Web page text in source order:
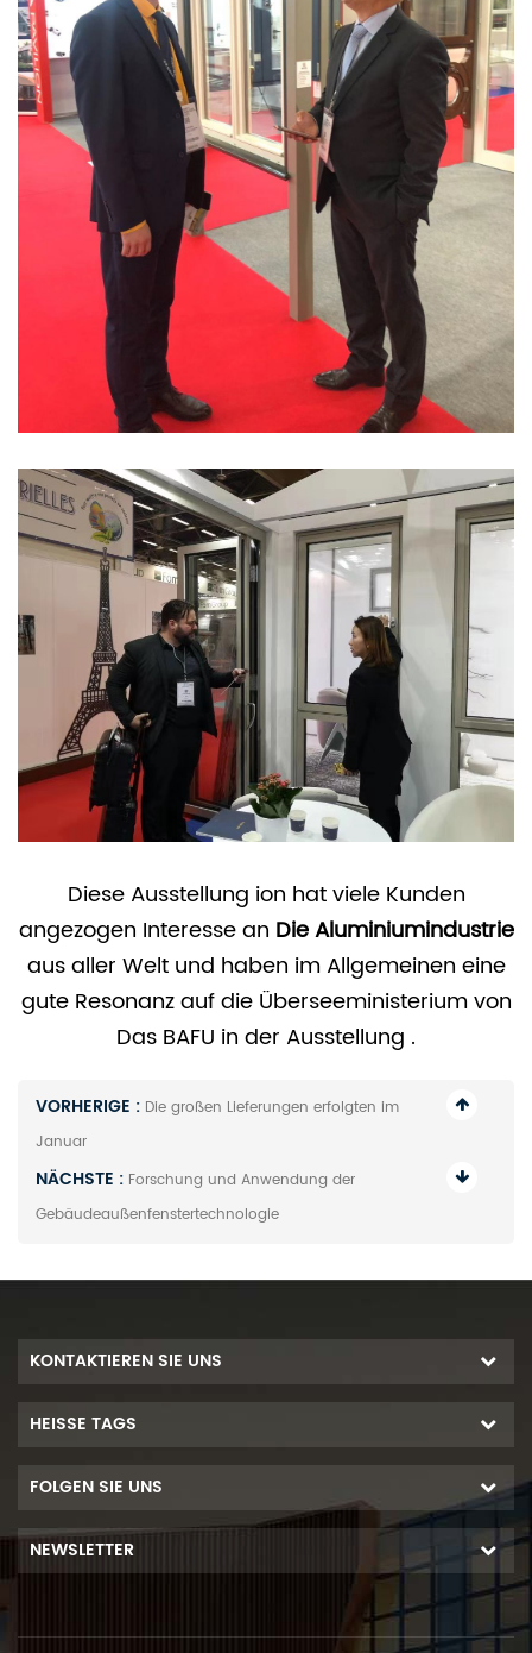
Diese Ausstellung ion hat viele Kunden
angezogen Interesse an Die Aluminiumindustrie
aus aller Welt und haben im Allgemeinen eine
gute Resonanz auf die Überseeministerium von
Das BAFU in der Ausstellung .
VORHERIGE : Die großen Lieferungen erfolgten im
Januar
NÄCHSTE : Forschung und Anwendung der
Gebäudeaußenfenstertechnologie
KONTAKTIEREN SIE UNS
HEISSE TAGS
FOLGEN SIE UNS
NEWSLETTER